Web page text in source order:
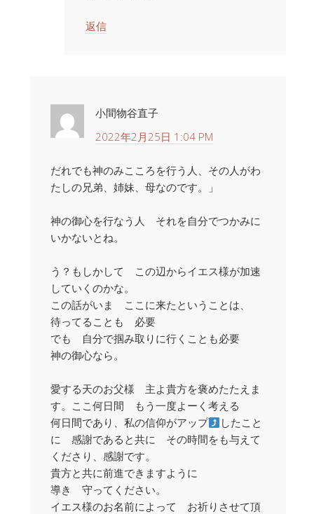
返信
小間物谷直子
2022年2月25日 1:04 PM
だれでも神のみこころを行う人、その人がわ
たしの兄弟、姉妹、母なのです。」
神の御心を行なう人 それを自分でつかみに
いかないとね。
う？もしかして この辺からイエス様が加速
していくのかな。
この話がいま ここに来たということは、
待ってることも 必要
でも 自分で掴み取りに行くことも必要
神の御心なら。
愛する天のお父様 主よ貴方を褒めたたえま
す。ここ何日間 もう一度よーく考える
何日間であり、私の信仰がアップ
したこと
に 感謝であると共に その時間をも与えて
くださり、感謝です。
貴方と共に前進できますように
導き 守ってください。
イエス様のお名前によって お祈りさせて頂